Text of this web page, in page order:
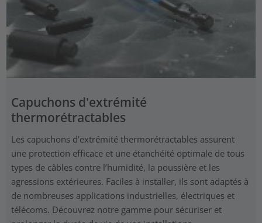
Capuchons d'extrémité
thermorétractables
Les capuchons d’extrémité thermorétractables assurent
une protection efficace et une étanchéité optimale de tous
types de câbles contre l’humidité, la poussière et les
agressions extérieures. Faciles à installer, ils sont adaptés à
de nombreuses applications industrielles, électriques et
télécoms. Découvrez notre gamme pour sécuriser et